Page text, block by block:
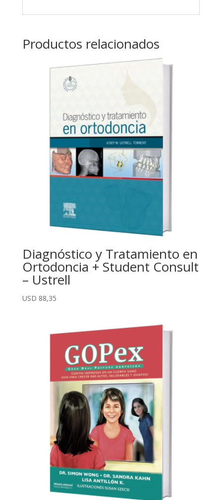
Productos relacionados
Diagnóstico y Tratamiento en
Ortodoncia + Student Consult
– Ustrell
USD 88,35